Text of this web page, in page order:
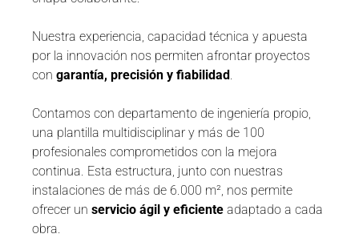
Nuestra experiencia, capacidad técnica y apuesta
por la innovación nos permiten afrontar proyectos
con garantía, precisión y fiabilidad .
Contamos con departamento de ingeniería propio,
una plantilla multidisciplinar y más de 100
profesionales comprometidos con la mejora
continua. Esta estructura, junto con nuestras
instalaciones de más de 6.000 m², nos permite
ofrecer un servicio ágil y eficiente adaptado a cada
obra.